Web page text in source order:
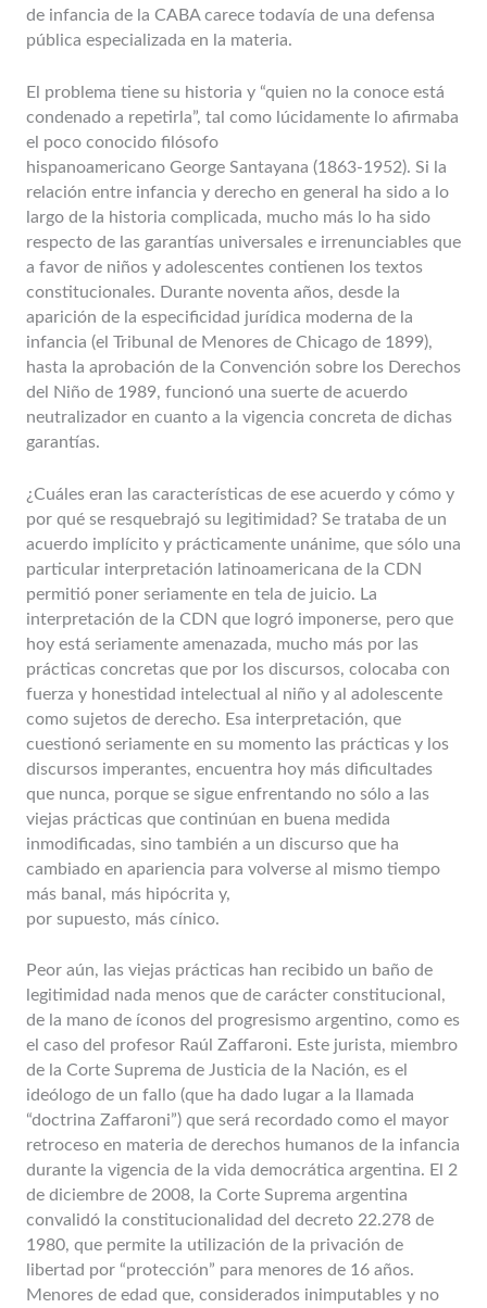
de infancia de la CABA carece todavía de una defensa
pública especializada en la materia.
El problema tiene su historia y “quien no la conoce está
condenado a repetirla”, tal como lúcidamente lo afirmaba
el poco conocido filósofo
hispanoamericano George Santayana (1863-1952). Si la
relación entre infancia y derecho en general ha sido a lo
largo de la historia complicada, mucho más lo ha sido
respecto de las garantías universales e irrenunciables que
a favor de niños y adolescentes contienen los textos
constitucionales. Durante noventa años, desde la
aparición de la especificidad jurídica moderna de la
infancia (el Tribunal de Menores de Chicago de 1899),
hasta la aprobación de la Convención sobre los Derechos
del Niño de 1989, funcionó una suerte de acuerdo
neutralizador en cuanto a la vigencia concreta de dichas
garantías.
¿Cuáles eran las características de ese acuerdo y cómo y
por qué se resquebrajó su legitimidad? Se trataba de un
acuerdo implícito y prácticamente unánime, que sólo una
particular interpretación latinoamericana de la CDN
permitió poner seriamente en tela de juicio. La
interpretación de la CDN que logró imponerse, pero que
hoy está seriamente amenazada, mucho más por las
prácticas concretas que por los discursos, colocaba con
fuerza y honestidad intelectual al niño y al adolescente
como sujetos de derecho. Esa interpretación, que
cuestionó seriamente en su momento las prácticas y los
discursos imperantes, encuentra hoy más dificultades
que nunca, porque se sigue enfrentando no sólo a las
viejas prácticas que continúan en buena medida
inmodificadas, sino también a un discurso que ha
cambiado en apariencia para volverse al mismo tiempo
más banal, más hipócrita y,
por supuesto, más cínico.
Peor aún, las viejas prácticas han recibido un baño de
legitimidad nada menos que de carácter constitucional,
de la mano de íconos del progresismo argentino, como es
el caso del profesor Raúl Zaffaroni. Este jurista, miembro
de la Corte Suprema de Justicia de la Nación, es el
ideólogo de un fallo (que ha dado lugar a la llamada
“doctrina Zaffaroni”) que será recordado como el mayor
retroceso en materia de derechos humanos de la infancia
durante la vigencia de la vida democrática argentina. El 2
de diciembre de 2008, la Corte Suprema argentina
convalidó la constitucionalidad del decreto 22.278 de
1980, que permite la utilización de la privación de
libertad por “protección” para menores de 16 años.
Menores de edad que, considerados inimputables y no